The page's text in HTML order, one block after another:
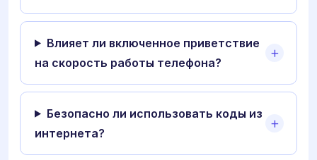
Влияет ли включенное приветствие
на скорость работы телефона?
Безопасно ли использовать коды из
интернета?